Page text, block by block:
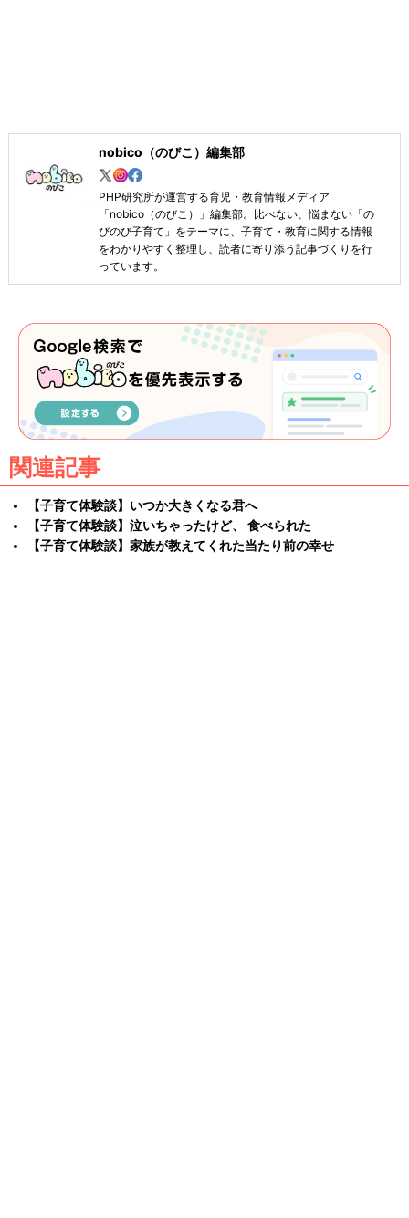
nobico（のびこ）編集部
PHP研究所が運営する育児・教育情報メディア
「nobico（のびこ）」編集部。比べない、悩まない「の
びのび子育て」をテーマに、子育て・教育に関する情報
をわかりやすく整理し、読者に寄り添う記事づくりを行
っています。
関連記事
【子育て体験談】いつか大きくなる君へ
【子育て体験談】泣いちゃったけど、 食べられた
【子育て体験談】家族が教えてくれた当たり前の幸せ